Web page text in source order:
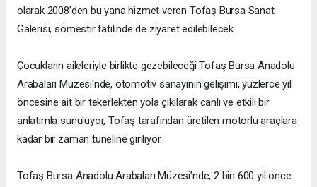
olarak 2008’den bu yana hizmet veren Tofaş Bursa Sanat
Galerisi, sömestir tatilinde de ziyaret edilebilecek.
Çocukların aileleriyle birlikte gezebileceği Tofaş Bursa Anadolu
Arabaları Müzesi'nde, otomotiv sanayinin gelişimi, yüzlerce yıl
öncesine ait bir tekerlekten yola çıkılarak canlı ve etkili bir
anlatımla sunuluyor, Tofaş tarafından üretilen motorlu araçlara
kadar bir zaman tüneline giriliyor.
Tofaş Bursa Anadolu Arabaları Müzesi’nde, 2 bin 600 yıl önce